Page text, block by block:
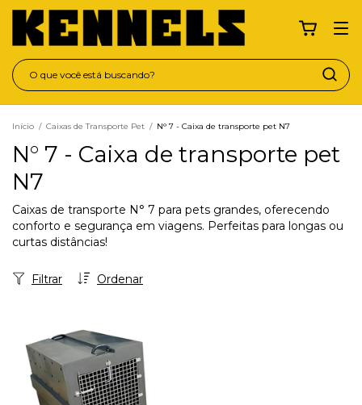
Início / Caixas de Transporte Pet / N° 7 - Caixa de transporte pet N7
N° 7 - Caixa de transporte pet
N7
Caixas de transporte N° 7 para pets grandes, oferecendo
conforto e segurança em viagens. Perfeitas para longas ou
curtas distâncias!
Ordenar
Filtrar